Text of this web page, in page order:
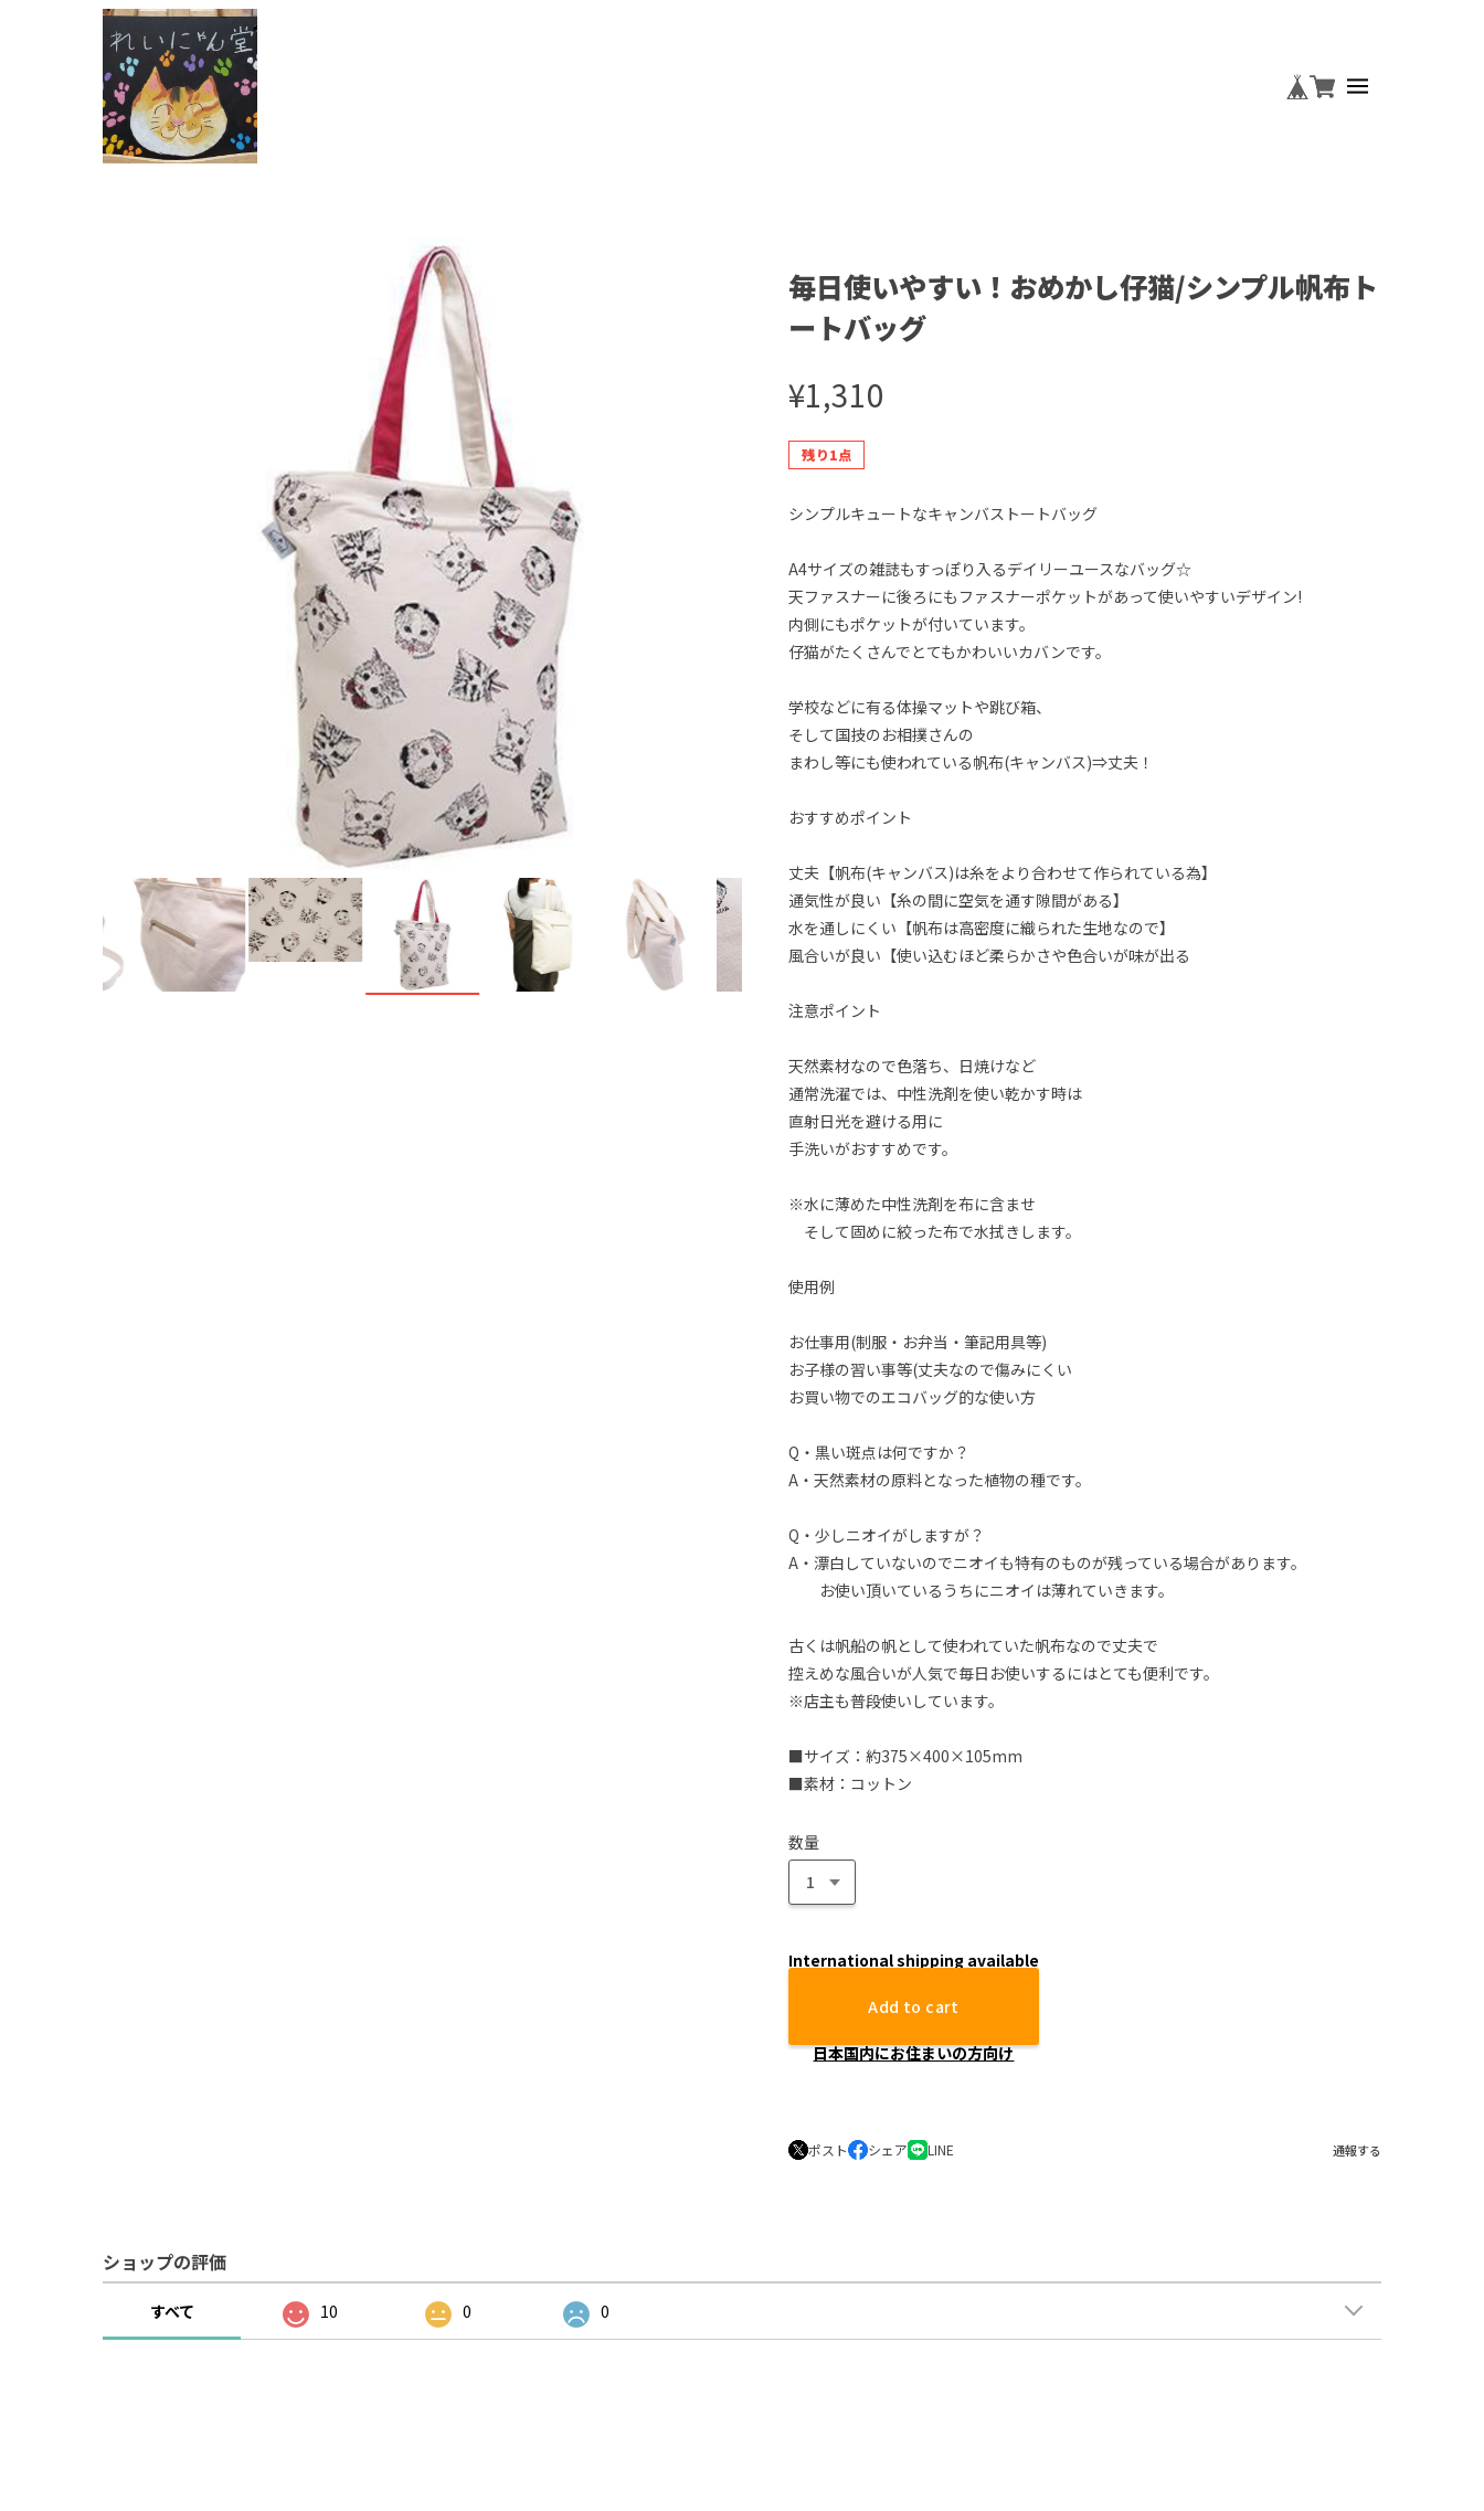
毎日使いやすい！おめかし仔猫/シンプル帆布ト
ートバッグ
¥1,310
残り1点
シンプルキュートなキャンバストートバッグ
A4サイズの雑誌もすっぽり入るデイリーユースなバッグ☆
天ファスナーに後ろにもファスナーポケットがあって使いやすいデザイン!
内側にもポケットが付いています。
仔猫がたくさんでとてもかわいいカバンです。
学校などに有る体操マットや跳び箱、
そして国技のお相撲さんの
まわし等にも使われている帆布(キャンバス)⇒丈夫！
おすすめポイント
丈夫【帆布(キャンバス)は糸をより合わせて作られている為】
通気性が良い【糸の間に空気を通す隙間がある】
水を通しにくい【帆布は高密度に織られた生地なので】
風合いが良い【使い込むほど柔らかさや色合いが味が出る
注意ポイント
天然素材なので色落ち、日焼けなど
通常洗濯では、中性洗剤を使い乾かす時は
直射日光を避ける用に
手洗いがおすすめです。
※水に薄めた中性洗剤を布に含ませ
そして固めに絞った布で水拭きします。
使用例
お仕事用(制服・お弁当・筆記用具等)
お子様の習い事等(丈夫なので傷みにくい
お買い物でのエコバッグ的な使い方
Q・黒い斑点は何ですか？
A・天然素材の原料となった植物の種です。
Q・少しニオイがしますが？
A・漂白していないのでニオイも特有のものが残っている場合があります。
お使い頂いているうちにニオイは薄れていきます。
古くは帆船の帆として使われていた帆布なので丈夫で
控えめな風合いが人気で毎日お使いするにはとても便利です。
※店主も普段使いしています。
■サイズ：約375×400×105mm
■素材：コットン
数量
International shipping available
Add to cart
日本国内にお住まいの方向け
ポスト シェア LINE 通報する
ショップの評価
すべて 10 0 0